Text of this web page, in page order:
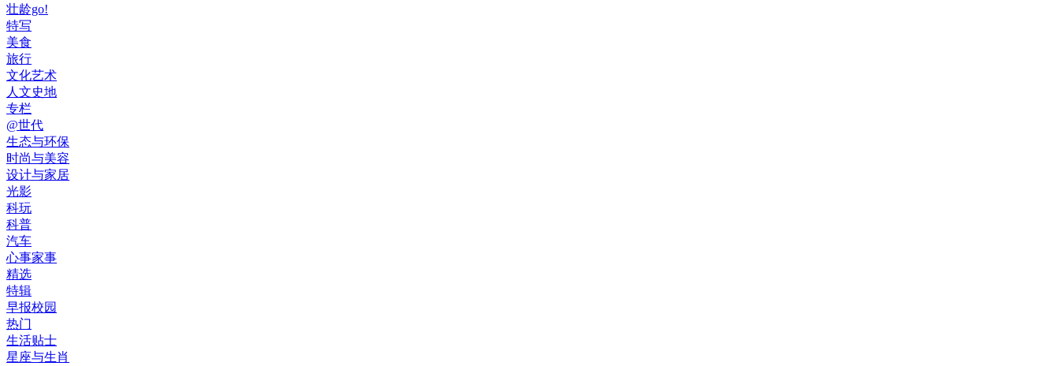
壮龄go!
特写
美食
旅行
文化艺术
人文史地
专栏
@世代
生态与环保
时尚与美容
设计与家居
光影
科玩
科普
汽车
心事家事
精选
特辑
早报校园
热门
生活贴士
星座与生肖